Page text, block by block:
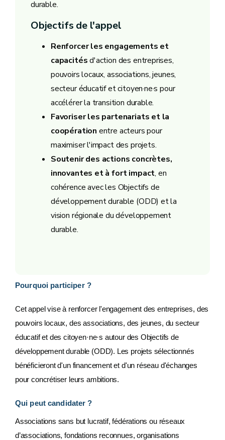
durable.
Objectifs de l'appel
Renforcer les engagements et
capacitésd'action des entreprises,
pouvoirs locaux, associations, jeunes,
secteur éducatif et citoyen·ne·s pour
accélérer la transition durable.
Favoriser les partenariats et la
coopération entre acteurs pour
maximiser l'impact des projets.
Soutenir des actions concrètes,
innovantes et à fort impact, en
cohérence avec les Objectifs de
développement durable (ODD) et la
vision régionale du développement
durable.
Pourquoi participer ?
Cet appel vise à renforcer l'engagement des entreprises, des
pouvoirs locaux, des associations, des jeunes, du secteur
éducatif et des citoyen·ne·s autour des Objectifs de
développement durable (ODD). Les projets sélectionnés
bénéficieront d'un financement et d'un réseau d'échanges
pour concrétiser leurs ambitions.
Qui peut candidater ?
Associations sans but lucratif, fédérations ou réseaux
d’associations, fondations reconnues, organisations